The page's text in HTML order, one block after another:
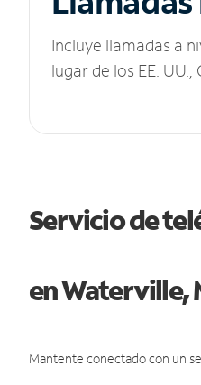
Incluye llamadas a
lugar de los EE.
Servicio de
en Waterville,
Mantente conectado con un